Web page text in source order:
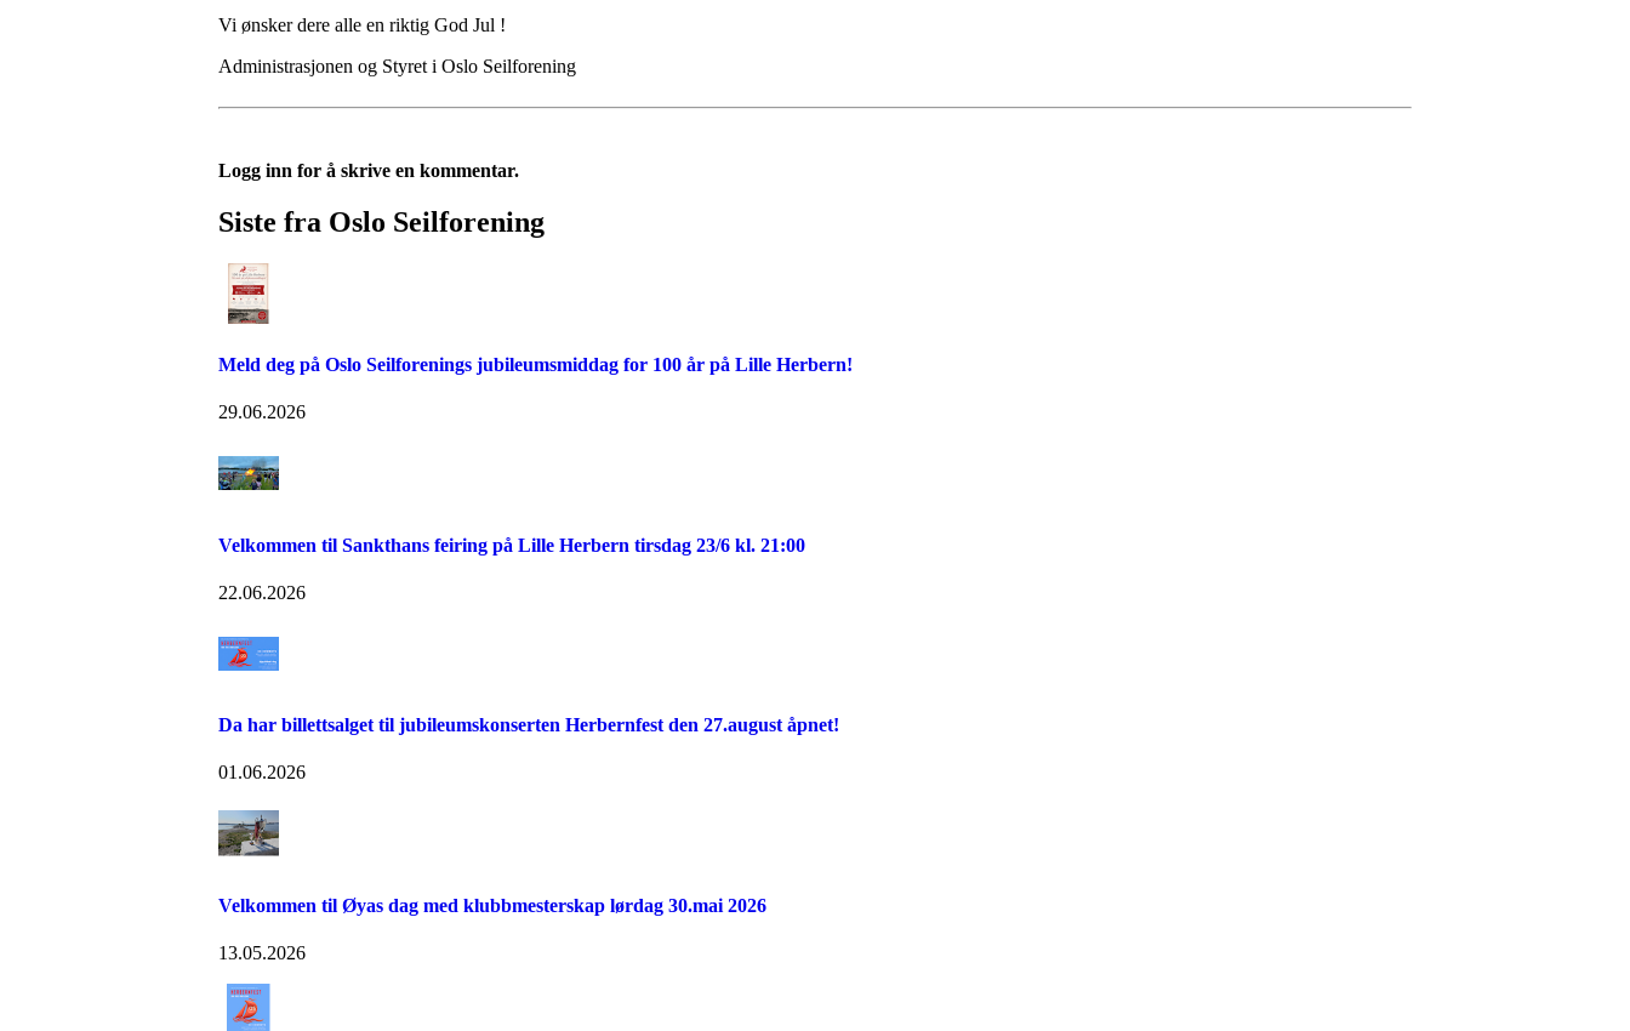
Vi ønsker dere alle en riktig God Jul !
Administrasjonen og Styret i Oslo Seilforening
Logg inn for å skrive en kommentar.
Siste fra Oslo Seilforening
Meld deg på Oslo Seilforenings jubileumsmiddag for 100 år på Lille Herbern!
29.06.2026
Velkommen til Sankthans feiring på Lille Herbern tirsdag 23/6 kl. 21:00
22.06.2026
Da har billettsalget til jubileumskonserten Herbernfest den 27.august åpnet!
01.06.2026
Velkommen til Øyas dag med klubbmesterskap lørdag 30.mai 2026
13.05.2026